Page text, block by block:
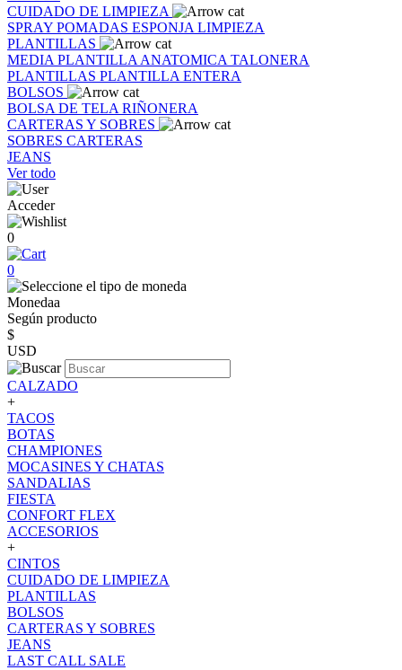
CUIDADO DE LIMPIEZA
SPRAY POMADAS ESPONJA LIMPIEZA
PLANTILLAS
MEDIA PLANTILLA ANATOMICA TALONERA
PLANTILLAS PLANTILLA ENTERA
BOLSOS
BOLSA DE TELA RIÑONERA
CARTERAS Y SOBRES
SOBRES CARTERAS
JEANS
Ver todo
Acceder
0
0
Monedaa
Según producto
$
USD
CALZADO
+
TACOS
BOTAS
CHAMPIONES
MOCASINES Y CHATAS
SANDALIAS
FIESTA
CONFORT FLEX
ACCESORIOS
+
CINTOS
CUIDADO DE LIMPIEZA
PLANTILLAS
BOLSOS
CARTERAS Y SOBRES
JEANS
LAST CALL SALE